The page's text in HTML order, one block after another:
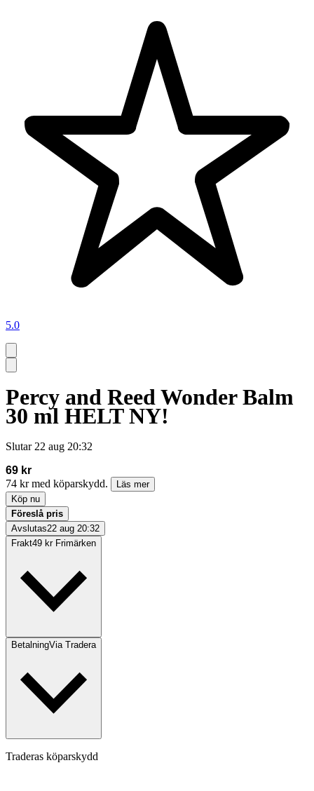
5.0
Percy and Reed Wonder Balm
30 ml HELT NY!
Slutar 22 aug 20:32
69 kr
74 kr med köparskydd.
Läs mer
Köp nu
Föreslå pris
Avslutas22 aug 20:32
Frakt49 kr Frimärken
BetalningVia Tradera
Traderas köparskydd